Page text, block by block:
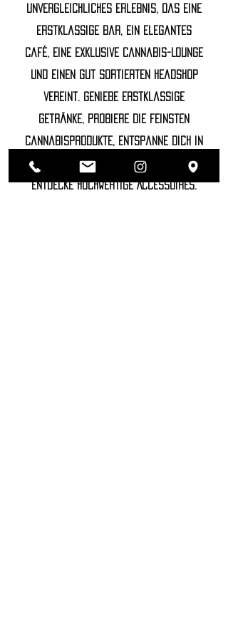
unvergleichliches Erlebnis, das eine
erstklassige Bar, ein elegantes
Café, eine exklusive Cannabis-Lounge
und einen gut sortierten Headshop
vereint. Genieße erstklassige
Getränke, probiere die feinsten
Cannabisprodukte, entspanne dich in
unserer luxuriösen Lounge und
entdecke hochwertige Accessoires.